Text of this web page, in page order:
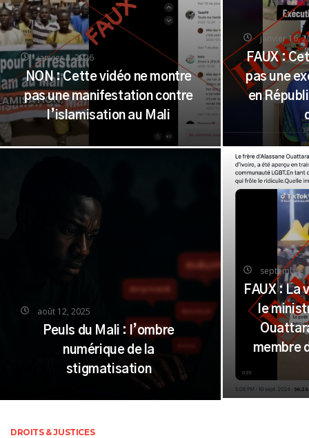
janvier 2, 2026
NON : Cette vidéo ne montre
pas une manifestation contre
l’islamisation au Mali
août 12, 2025
Peuls du Mali : l’ombre
numérique de la
stigmatisation
janvier 16,
FAUX :
pas une
en
septembre
FAUX : La
le
membre
DROITS & JUSTICES